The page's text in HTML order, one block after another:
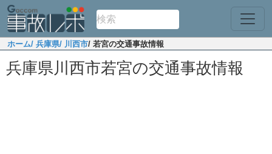
ホーム/ 兵庫県/ 川西市/ 若宮の交通事故情報
兵庫県川西市若宮の交通事故情報